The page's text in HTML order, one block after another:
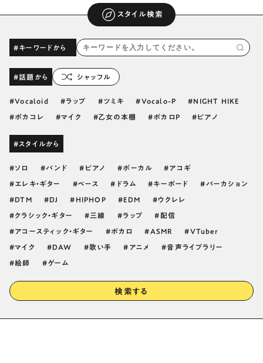
スタイル検索
#キーワードから
#話題から シャッフル
Vocaloid ラップ ツミキ Vocalo-P NIGHT HIKE
ボカコレ マイク 乙女の本棚 ボカロP ピアノ
#スタイルから
ソロ バンド ピアノ ボーカル アコギ
エレキ・ギター ベース ドラム キーボード パーカション
DTM DJ HIPHOP EDM ウクレレ
クラシック・ギター 三線 ラップ 配信
アコースティック・ギター ボカロ ASMR VTuber
マイク DAW 歌い手 アニメ 音声ライブラリー
絵師 ゲーム
検索する